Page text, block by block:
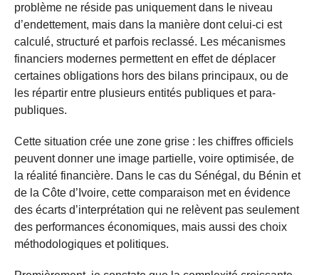
problème ne réside pas uniquement dans le niveau
d’endettement, mais dans la manière dont celui-ci est
calculé, structuré et parfois reclassé. Les mécanismes
financiers modernes permettent en effet de déplacer
certaines obligations hors des bilans principaux, ou de
les répartir entre plusieurs entités publiques et para-
publiques.
Cette situation crée une zone grise : les chiffres officiels
peuvent donner une image partielle, voire optimisée, de
la réalité financière. Dans le cas du Sénégal, du Bénin et
de la Côte d’Ivoire, cette comparaison met en évidence
des écarts d’interprétation qui ne relèvent pas seulement
des performances économiques, mais aussi des choix
méthodologiques et politiques.